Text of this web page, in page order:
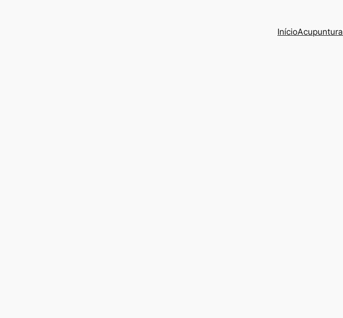
InícioAcupuntura